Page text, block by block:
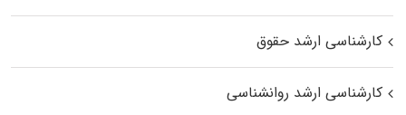
کارشناسی ارشد حقوق
کارشناسی ارشد روانشناسی